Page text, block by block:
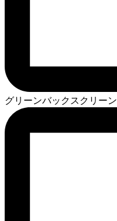
グリーンバックスクリーン